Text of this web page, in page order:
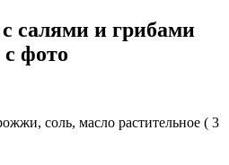
салями и грибами
фото
соль, масло растительное ( 3